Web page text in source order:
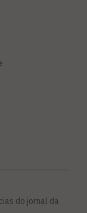
do jornal da